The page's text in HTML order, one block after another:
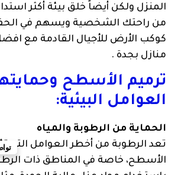
المنزل ولكن أيضاً خلق بيئة أكثر
من راحتك الشخصية ويسهم في
كوكب الأرض للأجيال القادمة مع
منازل بجدة .
ترميم الأسطح
العوامل البيئية:
الحماية من الرطوبة والمياه
تعد الرطوبة من أخطر العوامل التي
الأسطح، خاصة في المناطق ذات